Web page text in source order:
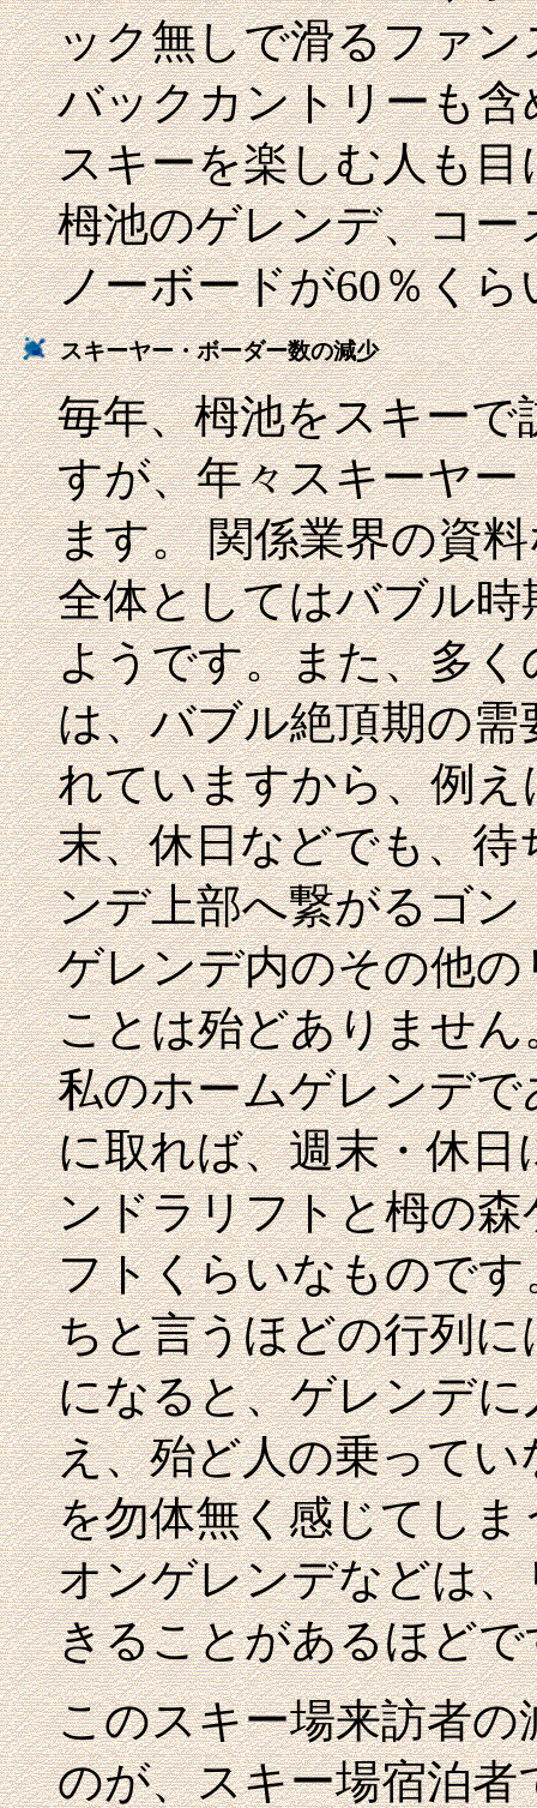
ック無しで滑るファ
バックカントリーも
スキーを楽しむ人も
栂池のゲレンデ、コ
ノーボードが60％く
スキーヤー・ボーダー数の減少
毎年、栂池をスキー
すが、年々スキーヤ
ます。 関係業界の資
全体としてはバブル
ようです。また、多
は、バブル絶頂期の
れていますから、例
末、休日などでも、
ンデ上部へ繋がるゴ
ゲレンデ内のその他
ことは殆どありません
私のホームゲレンデ
に取れば、週末・休
ンドラリフトと栂の
フトくらいなもので
ちと言うほどの行列
になると、ゲレンデ
え、殆ど人の乗って
を勿体無く感じてし
オンゲレンデなどは
きることがあるほどで
このスキー場来訪者
のが、スキー場宿泊